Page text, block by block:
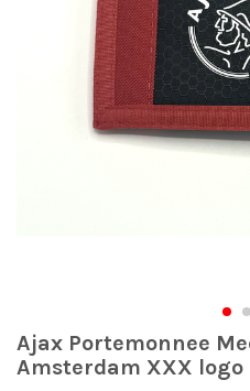
Ajax Portemonnee
Amsterdam XXX logo